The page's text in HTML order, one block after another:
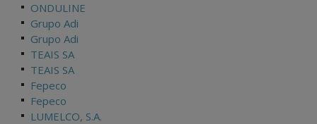
ONDULINE
Grupo Adi
Grupo Adi
TEAIS SA
TEAIS SA
Fepeco
Fepeco
LUMELCO, S.A.